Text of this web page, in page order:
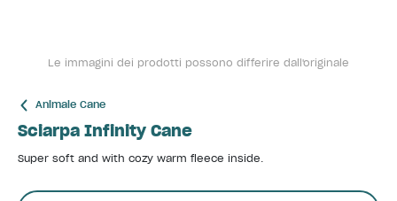
Le immagini dei prodotti possono differire dall'originale
Animale Cane
Sciarpa Infinity Cane
Super soft and with cozy warm fleece inside.